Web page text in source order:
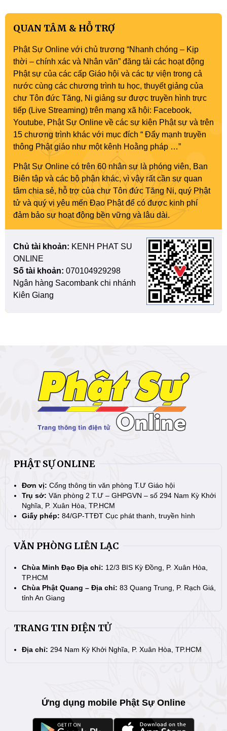
QUAN TÂM & HỖ TRỢ
Phật Sự Online với chủ trương “Nhanh chóng – Kịp
thời – chính xác và Nhân văn” đăng tải các hoạt động
Phật sự của các cấp Giáo hội và các tự viện trong cả
nước cùng các chương trình tu học, thuyết giảng của
chư Tôn đức Tăng, Ni giảng sư được truyền hình trực
tiếp (Live Streaming) trên mạng xã hội: Facebook,
Youtube, Phật Sự Online về các sự kiện Phật sự và trên
15 chương trình khác với mục đích “ Đẩy mạnh truyền
thông Phật giáo như một kênh Hoằng pháp …”
Phật Sự Online có trên 60 nhân sự là phóng viên, Ban
Biên tập và các bộ phận khác, vì vậy rất cần sự quan
tâm chia sẻ, hỗ trợ của chư Tôn đức Tăng Ni, quý Phật
tử và quý vị yêu mến Đạo Phật để có được kinh phí
đảm bảo sự hoạt động bền vững và lâu dài.
Chủ tài khoản: KENH PHAT SU
ONLINE
Số tài khoản: 070104929298
Ngân hàng Sacombank chi nhánh
Kiên Giang
PHẬT SỰ ONLINE
Đơn vị: Cổng thông tin văn phòng T.Ư Giáo hội
Trụ sở: Văn phòng 2 T.Ư – GHPGVN – số 294 Nam Kỳ Khởi
Nghĩa, P. Xuân Hòa, TP.HCM
Giấy phép: 84/GP-TTĐT Cục phát thanh, truyền hình
VĂN PHÒNG LIÊN LẠC
Chùa Minh Đạo Địa chỉ: 12/3 BIS Kỳ Đồng, P. Xuân Hòa,
TP.HCM
Chùa Phật Quang – Địa chỉ: 83 Quang Trung, P. Rạch Giá,
tỉnh An Giang
TRANG TIN ĐIỆN TỬ
Địa chỉ: 294 Nam Kỳ Khởi Nghĩa, P. Xuân Hòa, TP.HCM
Ứng dụng mobile Phật Sự Online